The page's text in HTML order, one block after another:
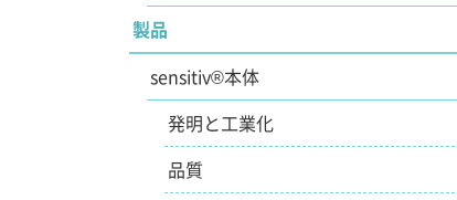
製品
sensitiv®本体
発明と工業化
品質